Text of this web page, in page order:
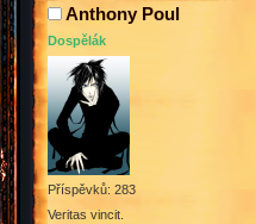
Anthony Poul
Dospělák
Příspěvků: 283
Veritas vincit.